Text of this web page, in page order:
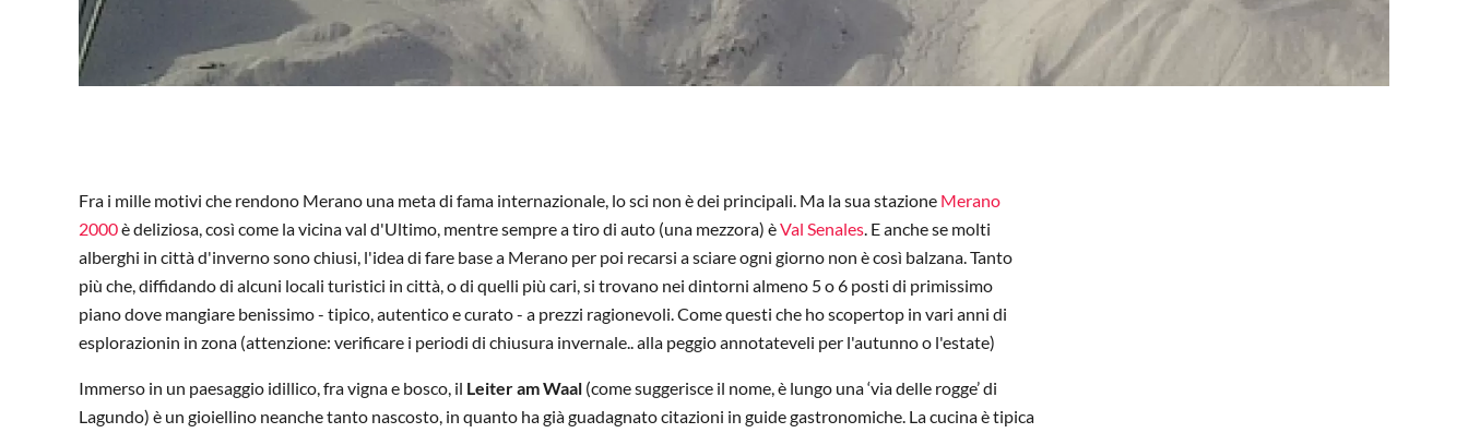
Fra i mille motivi che rendono Merano una meta di fama internazionale, lo sci non è dei principali. Ma la sua stazione Merano
2000è deliziosa, così come la vicina val d'Ultimo, mentre sempre a tiro di auto (una mezzora) èVal Senales. E anche se molti
alberghi in città d'inverno sono chiusi, l'idea di fare base a Merano per poi recarsi a sciare ogni giorno non è così balzana. Tanto
più che, diffidando di alcuni locali turistici in città, o di quelli più cari, si trovano nei dintorni almeno 5 o 6 posti di primissimo
piano dove mangiare benissimo - tipico, autentico e curato - a prezzi ragionevoli. Come questi che ho scopertop in vari anni di
esplorazionin in zona (attenzione: verificare i periodi di chiusura invernale.. alla peggio annotateveli per l'autunno o l'estate)
Immerso in un paesaggio idillico, fra vigna e bosco, il Leiter am Waal (come suggerisce il nome, è lungo una ‘via delle rogge’ di
Lagundo) è un gioiellino neanche tanto nascosto, in quanto ha già guadagnato citazioni in guide gastronomiche. La cucina è tipica